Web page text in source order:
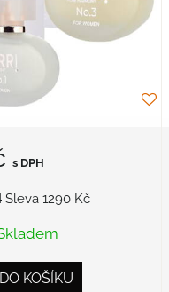
s DPH
Sleva 1290 Kč
KOŠÍKU